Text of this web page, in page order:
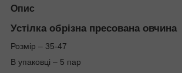
Опис
Устілка обрізна пресована овчина
Розмір – 35-47
В упаковці – 5 пар